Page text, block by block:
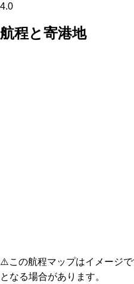
4.0
航程と寄港地
⚠️この航程マップはイメージ
となる場合があります。